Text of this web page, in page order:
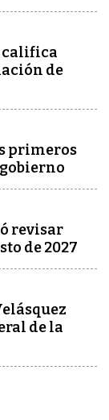
califica
de
primeros
revisar
de 2027
de la